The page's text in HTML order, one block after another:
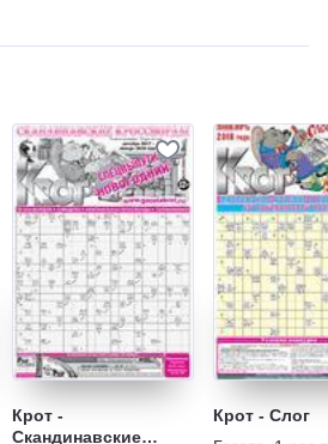
Крот -
Скандинавские
Крот - Слог